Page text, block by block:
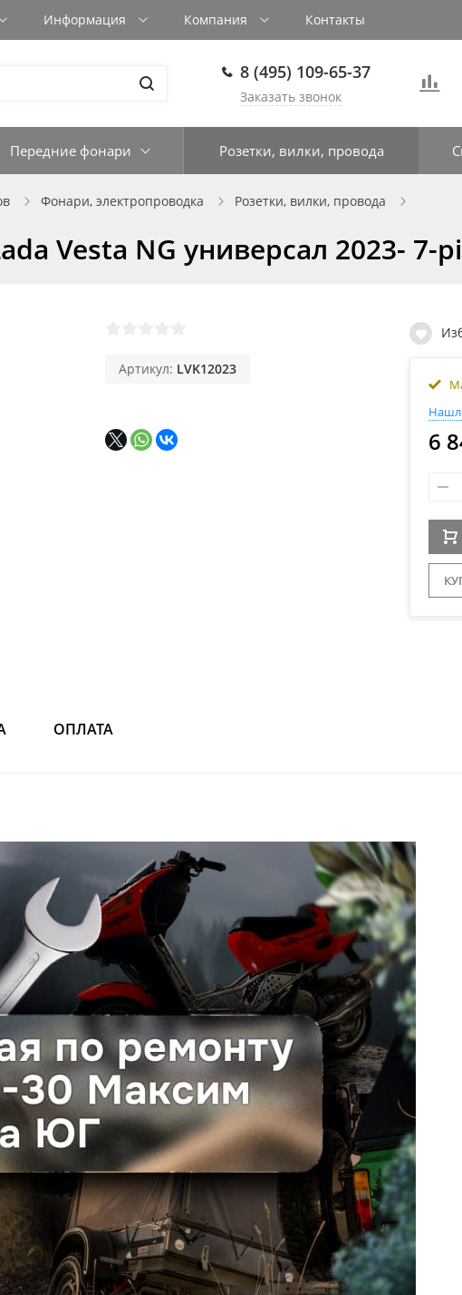
Информация Компания Контакты
8 (495) 109-65-37
Заказать звонок
Передние фонари Розетки, вилки, провода
Фонари, электропроводка
Розетки, вилки, провода
Vesta NG универсал 2023- 7-
Артикул: LVK12023
6
ОПЛАТА